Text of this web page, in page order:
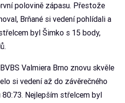
polovině zápasu. Přestože
Brňané si vedení pohlídali a
byl Šimko s 15 body,
Valmiera Brno znovu skvěle
si vedení až do závěrečného
Nejlepším střelcem byl